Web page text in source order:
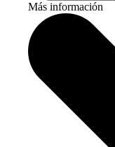
Más información